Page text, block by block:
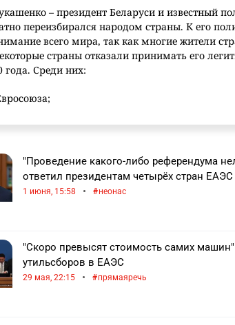
– президент Беларуси и известный
переизбирался народом страны. К его
всего мира, так как многие жители
страны отказали принимать его
года. Среди них:
он до сих пор находится на своём посту.
биография президента
родился в 1954 году (возраст 66 лет)
учеником и даже состоял на учёте в
институт и академию (заочно), служил в
"Проведение какого-либо референдума
ответил президентам четырёх стран ЕАЭС
1 июня, 15:58 • неонас
"Скоро превысят стоимость самих
утильсборов в ЕАЭС
29 мая, 22:15 • прямаяречь